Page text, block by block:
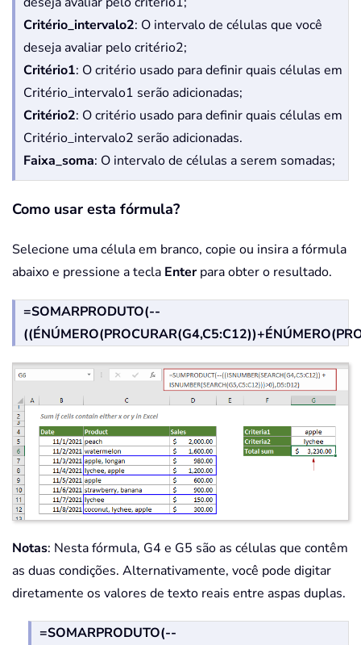
Critério_intervalo2: O intervalo de células que você
deseja avaliar pelo critério2;
Critério1: O critério usado para definir quais células em
Critério_intervalo1 serão adicionadas;
Critério2: O critério usado para definir quais células em
Critério_intervalo2 serão adicionadas.
Faixa_soma: O intervalo de células a serem somadas;
Como usar esta fórmula?
Selecione uma célula em branco, copie ou insira a fórmula
abaixo e pressione a tecla Enterpara obter o resultado.
=SOMARPRODUTO(--
Notas: Nesta fórmula, G4 e G5 são as células que contêm
as duas condições. Alternativamente, você pode digitar
diretamente os valores de texto reais entre aspas duplas.
=SOMARPRODUTO(--